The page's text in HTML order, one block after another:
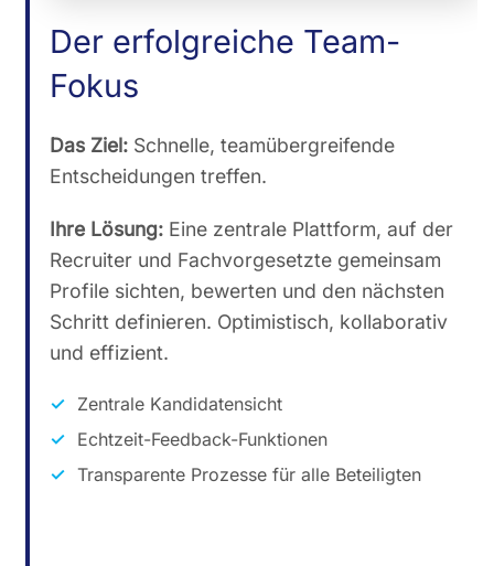
Der erfolgreiche Team-
Fokus
Das Ziel: Schnelle, teamübergreifende
Entscheidungen treffen.
Ihre Lösung: Eine zentrale Plattform, auf der
Recruiter und Fachvorgesetzte gemeinsam
Profile sichten, bewerten und den nächsten
Schritt definieren. Optimistisch, kollaborativ
und effizient.
Zentrale Kandidatensicht
Echtzeit-Feedback-Funktionen
Transparente Prozesse für alle Beteiligten